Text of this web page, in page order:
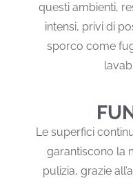
questi ambienti,
intensi, privi di
sporco come
Le superfici
garantiscono la
pulizia, grazie